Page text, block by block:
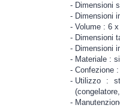
Dimensioni
Dimensioni
Volume : 6 x
Dimensioni
Dimensioni
Materiale :
Confezione
Utilizzo :